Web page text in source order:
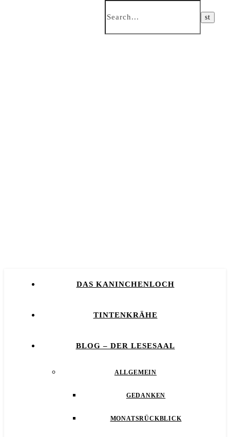
DAS KANINCHENLOCH
TINTENKRÄHE
BLOG – DER LESESAAL
ALLGEMEIN
GEDANKEN
MONATSRÜCKBLICK